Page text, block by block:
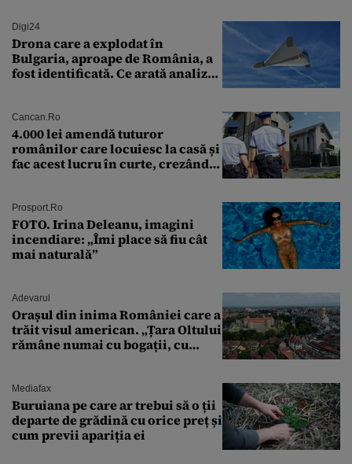
Digi24
Drona care a explodat în
Bulgaria, aproape de România, a
fost identificată. Ce arată analiza
Cancan.ro
4.000 lei amendă tuturor
românilor care locuiesc la casă și
fac acest lucru în curte, crezând
Prosport.ro
FOTO. Irina Deleanu, imagini
incendiare: „Îmi place să fiu cât
mai naturală”
Adevarul
Orașul din inima României care a
trăit visul american. „Țara Oltului
rămâne numai cu bogații, cu
Mediafax
Buruiana pe care ar trebui să o ții
departe de grădină cu orice preț și
cum previi apariția ei